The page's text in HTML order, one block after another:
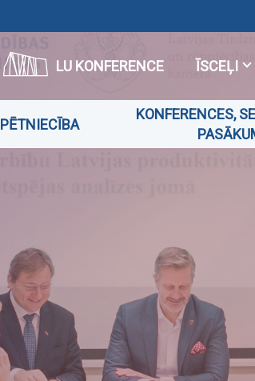
LU KONFERENCE ĪSCEĻI
PĒTNIECĪBA
KONFERENCES,